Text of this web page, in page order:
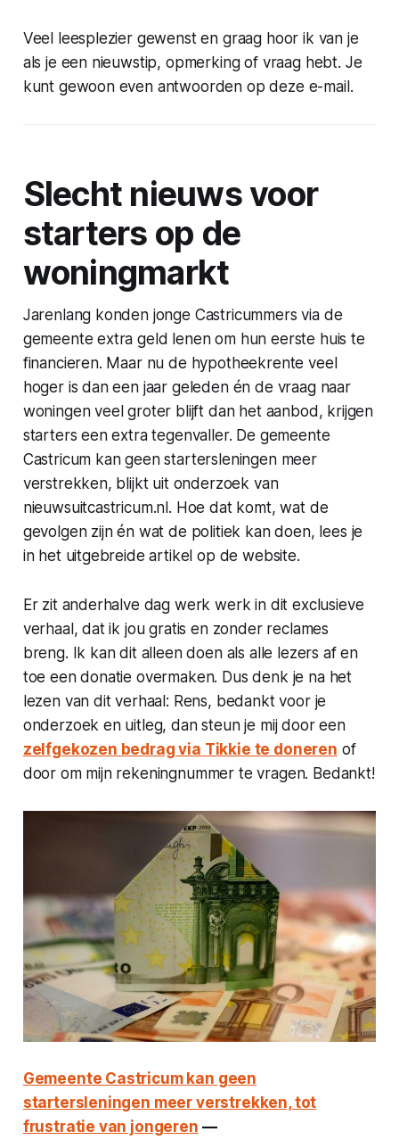
Veel leesplezier gewenst en graag hoor ik van je
als je een nieuwstip, opmerking of vraag hebt. Je
kunt gewoon even antwoorden op deze e-mail.
Slecht nieuws voor
starters op de
woningmarkt
Jarenlang konden jonge Castricummers via de
gemeente extra geld lenen om hun eerste huis te
financieren. Maar nu de hypotheekrente veel
hoger is dan een jaar geleden én de vraag naar
woningen veel groter blijft dan het aanbod, krijgen
starters een extra tegenvaller. De gemeente
Castricum kan geen startersleningen meer
verstrekken, blijkt uit onderzoek van
nieuwsuitcastricum.nl . Hoe dat komt, wat de
gevolgen zijn én wat de politiek kan doen, lees je
in het uitgebreide artikel op de website.
Er zit anderhalve dag werk werk in dit exclusieve
verhaal, dat ik jou gratis en zonder reclames
breng. Ik kan dit alleen doen als alle lezers af en
toe een donatie overmaken. Dus denk je na het
lezen van dit verhaal: Rens, bedankt voor je
onderzoek en uitleg, dan steun je mij door een
zelfgekozen bedrag via Tikkie te doneren of
door om mijn rekeningnummer te vragen. Bedankt!
Gemeente Castricum kan geen
startersleningen meer verstrekken, tot
frustratie van jongeren —